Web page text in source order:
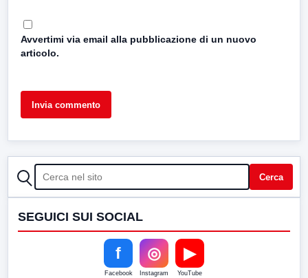
Avvertimi via email alla pubblicazione di un nuovo
articolo.
CERCA Cerca
SEGUICI SUI SOCIAL
f
Facebook
◎
Instagram
▶
YouTube